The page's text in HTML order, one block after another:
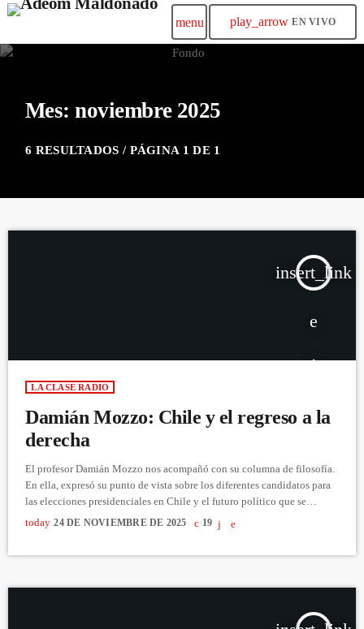
menu play_arrow EN VIVO
Mes: noviembre 2025
6 RESULTADOS / PÁGINA 1 DE 1
insert_link
LA CLASE RADIO
Damián Mozzo: Chile y el regreso a la
derecha
El profesor Damián Mozzo nos acompañó con su columna de filosofía.
En ella, expresó su punto de vista sobre los diferentes candidatos para
las elecciones presidenciales en Chile y el futuro político que se
avecina para el país. Escucha la Columna del Pensamiento, aquí:
https://www.youtube.com/watch?v=QfyRCImoPaw&t=840s
today 24 DE NOVIEMBRE DE 2025 19